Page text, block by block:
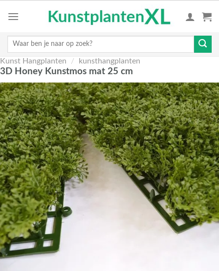
Zoeken
Kunst Hangplanten / kunsthangplanten
3D Honey Kunstmos mat 25 cm